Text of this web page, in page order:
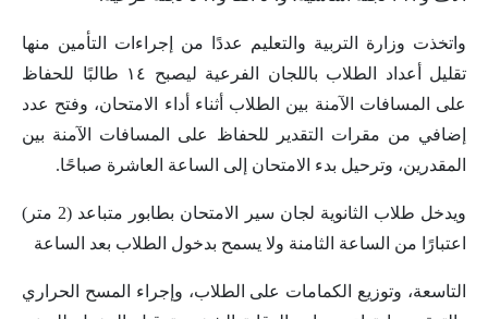
واتخذت وزارة التربية والتعليم عددًا من إجراءات التأمين منها
تقليل أعداد الطلاب باللجان الفرعية ليصبح ١٤ طالبًا للحفاظ
على المسافات الآمنة بين الطلاب أثناء أداء الامتحان، وفتح عدد
إضافي من مقرات التقدير للحفاظ على المسافات الآمنة بين
المقدرين، وترحيل بدء الامتحان إلى الساعة العاشرة صباحًا.
ويدخل طلاب الثانوية لجان سير الامتحان بطابور متباعد (2 متر)
اعتبارًا من الساعة الثامنة ولا يسمح بدخول الطلاب بعد الساعة
التاسعة، وتوزيع الكمامات على الطلاب، وإجراء المسح الحراري